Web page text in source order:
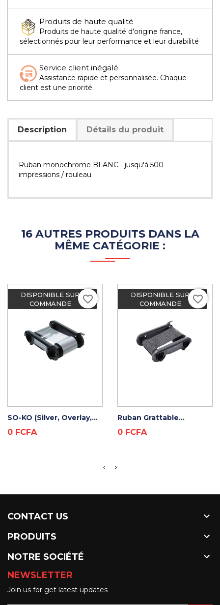
Produits de haute qualité
Produits de haute qualité d'origine france,
sélectionnés pour leur performance et leur durabilité
Service client inégalé
Assistance rapide et personnalisée. Chaque
client est une priorité.
Description Détails du produit
Ruban monochrome BLANC - jusqu'à 500
impressions / rouleau
16 AUTRES PRODUITS DANS LA
MÊME CATÉGORIE :
DISPONIBLE SUR
COMMANDE
ADD TO CART
SO-KO (Silver, Overlay,...
Prix
0 FCFA
favorite_border
DISPONIBLE SUR
COMMANDE
ADD TO CART
Ruban Grattable...
Prix
0 FCFA
favorite_border
CONTACT US 
PRODUITS 
NOTRE SOCIÉTÉ 
NEWSLETTER
Join us for get latest updates